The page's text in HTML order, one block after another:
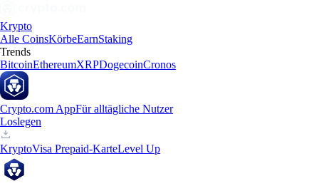
Krypto
Alle CoinsKörbeEarnStaking
Trends
BitcoinEthereumXRPDogecoinCronos
Crypto.com AppFür alltägliche Nutzer
Loslegen
KryptoVisa Prepaid-KarteLevel Up